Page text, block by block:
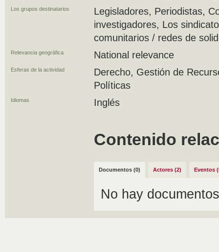
Los grupos destinatarios
Legisladores, Periodistas,
investigadores, Los
comunitarios / redes de
Relevancia geográfica National relevance
Esferas de la actividad
Derecho, Gestión de
Políticas
Idiomas Inglés
Contenido
Documentos (0) Actores (2) Eventos
No hay